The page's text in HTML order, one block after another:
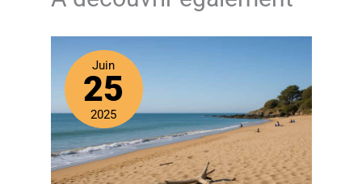
Juin
25
2025